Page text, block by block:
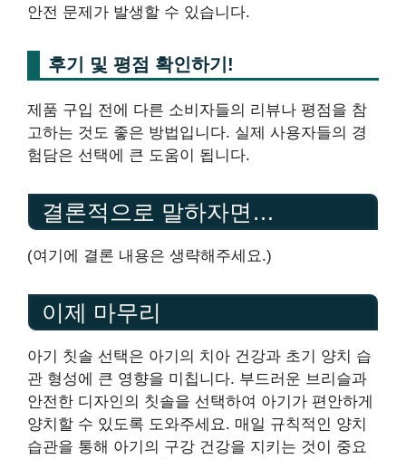
안전 문제가 발생할 수 있습니다.
후기 및 평점 확인하기!
제품 구입 전에 다른 소비자들의 리뷰나 평점을 참
고하는 것도 좋은 방법입니다. 실제 사용자들의 경
험담은 선택에 큰 도움이 됩니다.
결론적으로 말하자면…
(여기에 결론 내용은 생략해주세요.)
이제 마무리
아기 칫솔 선택은 아기의 치아 건강과 초기 양치 습
관 형성에 큰 영향을 미칩니다. 부드러운 브리슬과
안전한 디자인의 칫솔을 선택하여 아기가 편안하게
양치할 수 있도록 도와주세요. 매일 규칙적인 양치
습관을 통해 아기의 구강 건강을 지키는 것이 중요